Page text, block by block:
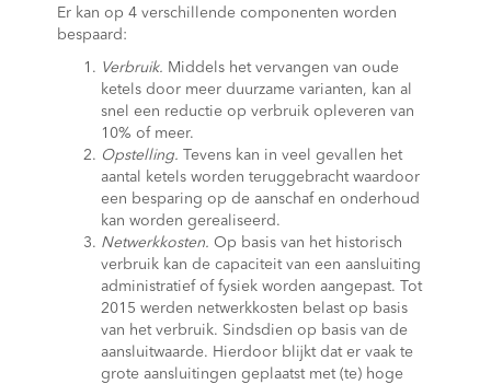
Er kan op 4 verschillende componenten worden
bespaard:
Verbruik. Middels het vervangen van oude
ketels door meer duurzame varianten, kan al
snel een reductie op verbruik opleveren van
10% of meer.
Opstelling. Tevens kan in veel gevallen het
aantal ketels worden teruggebracht waardoor
een besparing op de aanschaf en onderhoud
kan worden gerealiseerd.
Netwerkkosten. Op basis van het historisch
verbruik kan de capaciteit van een aansluiting
administratief of fysiek worden aangepast. Tot
2015 werden netwerkkosten belast op basis
van het verbruik. Sindsdien op basis van de
aansluitwaarde. Hierdoor blijkt dat er vaak te
grote aansluitingen geplaatst met (te) hoge